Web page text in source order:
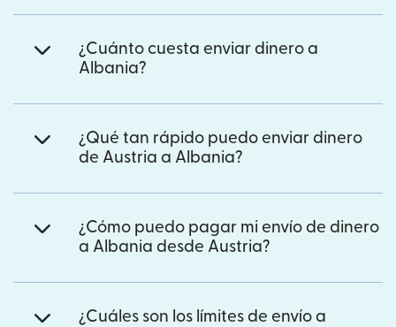
¿Cuánto cuesta enviar dinero a
Albania?
¿Qué tan rápido puedo enviar dinero
de Austria a Albania?
¿Cómo puedo pagar mi envío de dinero
a Albania desde Austria?
¿Cuáles son los límites de envío a